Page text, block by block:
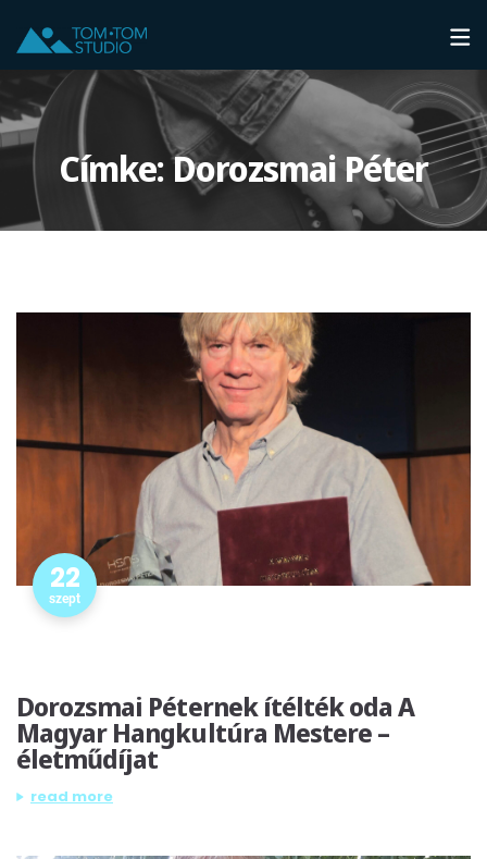
Címke:Dorozsmai Péter
22
szept
Dorozsmai Péternek ítélték oda A
Magyar Hangkultúra Mestere –
életműdíjat
read more
„dorozsmai péternek ítélték oda a magyar hangkultúra